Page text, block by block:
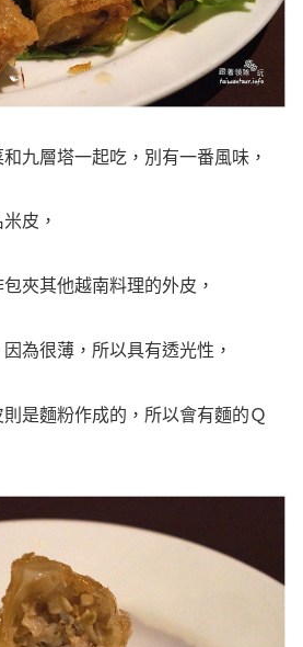
九層塔一起吃，別有一番風味，
皮，
夾其他越南料理的外皮，
為很薄，所以具有透光性，
是麵粉作成的，所以會有麵的Ｑ